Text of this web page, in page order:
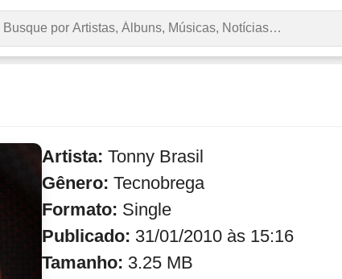
Buscar no Site
Artista: Tonny Brasil
Gênero: Tecnobrega
Formato: Single
Publicado: 31/01/2010 às 15:16
Tamanho: 3.25 MB